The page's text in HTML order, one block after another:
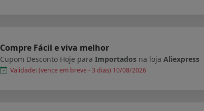
Compre Fácil e viva melhor
Cupom Desconto Hoje para Importados na loja Aliexpress
Validade: (vence em breve - 3 dias) 10/08/2026